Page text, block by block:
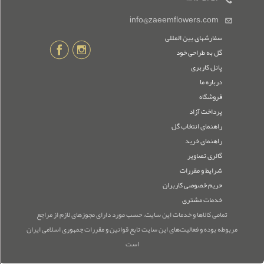
info@zaeemflowers.com
سفارشهای بین المللی
گل به طراحی خود
پانل کاربری
درباره ما
فروشگاه
پرداخت آزاد
راهنمای انتخاب گل
راهنمای خرید
گالری تصاویر
شرایط و مقررات
حریم خصوصی کاربران
خدمات مشتری
تمامی كالاها و خدمات این سایت، حسب مورد دارای مجوزهای لازم از مراجع
مربوطه بوده و فعالیت‌های این سایت تابع قوانین و مقررات جمهوری اسلامی ایران
است